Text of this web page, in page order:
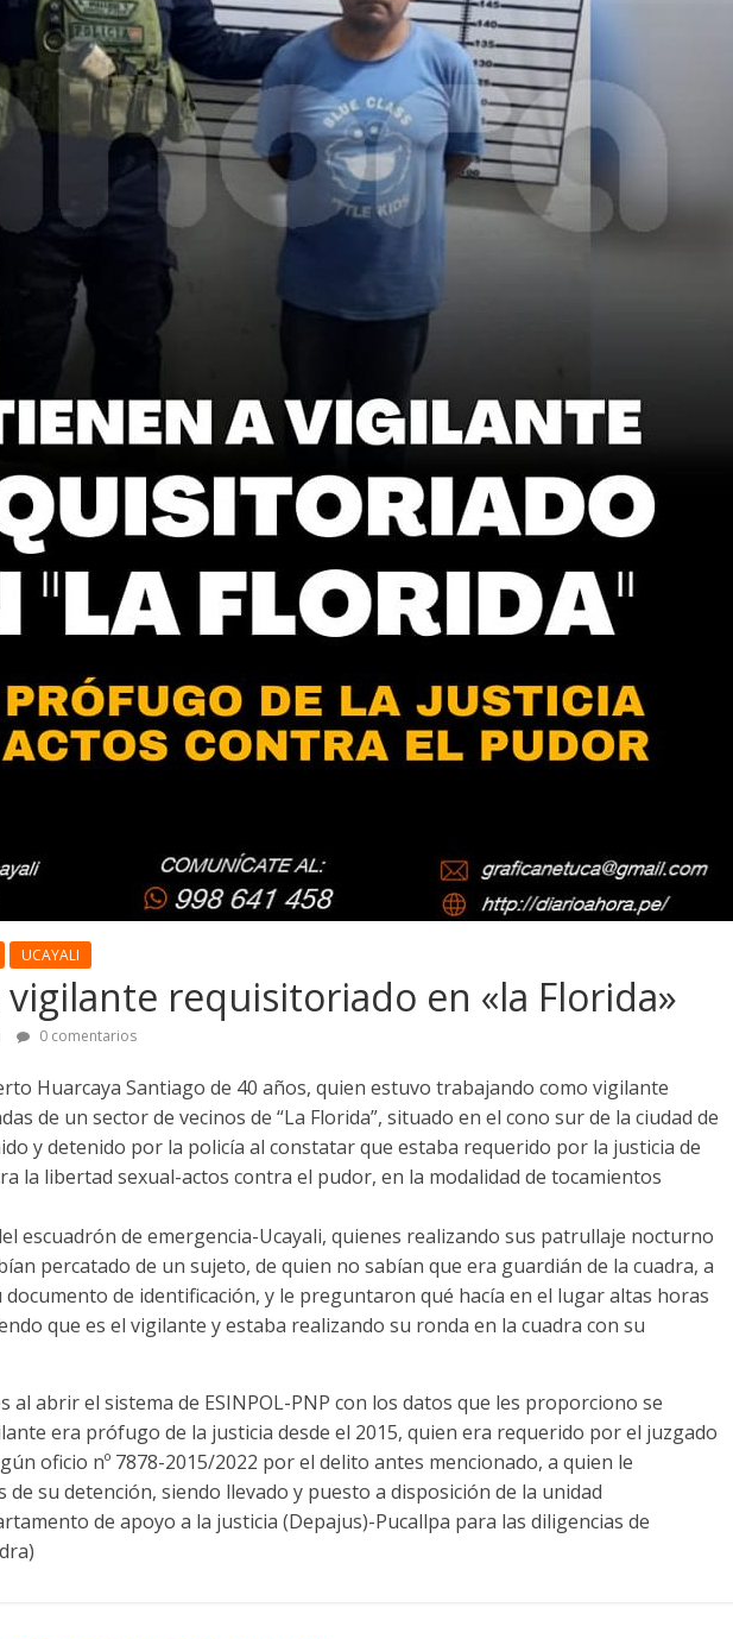
UCAYALI
requisitoriado en «la Florida»
0 comentarios
Huarcaya Santiago de 40 años, quien estuvo trabajando como vigilante
de un sector de vecinos de “La Florida”, situado en el cono sur de la ciudad de
y detenido por la policía al constatar que estaba requerido por la justicia de
la libertad sexual-actos contra el pudor, en la modalidad de tocamientos
escuadrón de emergencia-Ucayali, quienes realizando sus patrullaje nocturno
percatado de un sujeto, de quien no sabían que era guardián de la cuadra, a
de identificación, y le preguntaron qué hacía en el lugar altas horas
que es el vigilante y estaba realizando su ronda en la cuadra con su
al abrir el sistema de ESINPOL-PNP con los datos que les proporciono se
era prófugo de la justicia desde el 2015, quien era requerido por el juzgado
oficio nº 7878-2015/2022 por el delito antes mencionado, a quien le
su detención, siendo llevado y puesto a disposición de la unidad
de apoyo a la justicia (Depajus)-Pucallpa para las diligencias de